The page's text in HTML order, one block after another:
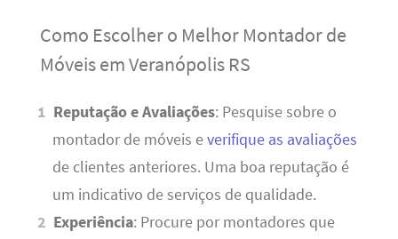
Como Escolher o Melhor Montador de
Móveis em Veranópolis RS
Reputação e Avaliações: Pesquise sobre o
montador de móveis everifique as avaliações
de clientes anteriores. Uma boa reputação é
um indicativo de serviços de qualidade.
Experiência: Procure por montadores que